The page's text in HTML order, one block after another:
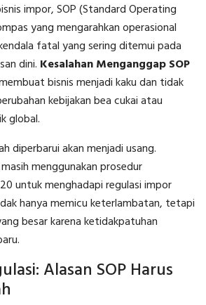
impor, SOP (Standard Operating
yang mengarahkan operasional
fatal yang sering ditemui pada
dini. Kesalahan Menganggap SOP
bisnis menjadi kaku dan tidak
kebijakan bea cukai atau
global.
diperbarui akan menjadi usang.
menggunakan prosedur
untuk menghadapi regulasi impor
hanya memicu keterlambatan, tetapi
besar karena ketidakpatuhan
Alasan SOP Harus